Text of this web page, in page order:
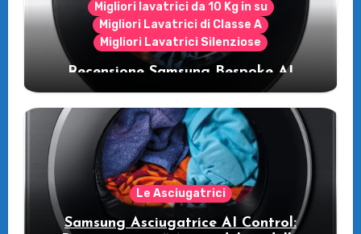
Migliori lavatrici da 10 Kg in su
Migliori Lavatrici di Classe A
Migliori Lavatrici Silenziose
Recensione Samsung Bespoke AI
WW11DB7B94GE/U3: la lavatrice
intelligente che fa risparmiare
Le Asciugatrici
Samsung Asciugatrice AI Control: